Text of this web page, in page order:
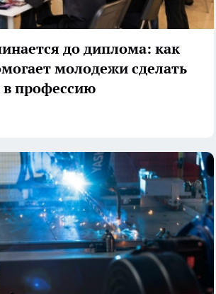
до диплома: как
молодежи сделать
профессию